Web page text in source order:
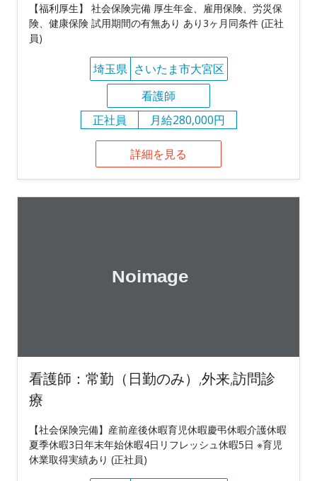
【福利厚生】 社会保険完備 厚生年金、雇用保険、労災保
険、健康保険 試用期間の有無あり あり3ヶ月同条件 (正社
員)
埼玉県 さいたま市大宮区
看護師
正社員
月給280,000円
詳細を見る
看護師：常勤（日勤のみ）,外来,訪問診
療
【社会保険完備】産前産後休暇育児休暇慶弔休暇介護休暇
夏季休暇3日年末年始休暇4日リフレッシュ休暇5日 ※育児
休業取得実績あり (正社員)